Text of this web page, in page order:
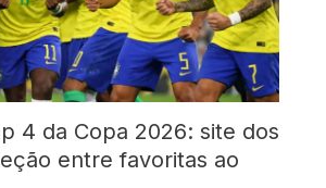
4 da Copa 2026: site dos
entre favoritas ao